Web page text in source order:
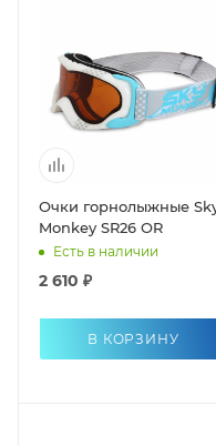
Очки горнолыжные
Monkey SR26 ОR
Есть в наличии
2 610 ₽
В КОРЗИНУ